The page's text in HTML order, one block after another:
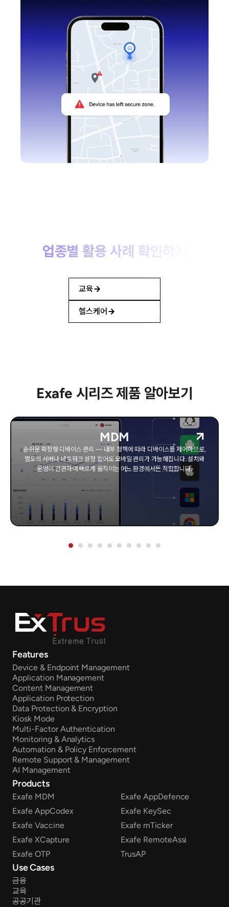
업종별 활용 사례 확인하기
교육
헬스케어
Exafe 시리즈 제품 알아보기
MDM
손쉬운 확장형 디바이스 관리 — 내부 정책에 따라 디바이스를 제어하므로,
별도의 서버나 네트워크 설정 없어도 모바일 관리가 가능해집니다. 설치와
운영이 간편하여 빠르게 움직이는 어느 환경에서든 적합합니다.
Features
Device & Endpoint Management
Application Management
Content Management
Application Protection
Data Protection & Encryption
Kiosk Mode
Multi-Factor Authentication
Monitoring & Analytics
Automation & Policy Enforcement
Remote Support & Management
AI Management
Products
Exafe MDM
Exafe AppDefence
Exafe AppCodex
Exafe KeySec
Exafe Vaccine
Exafe mTicker
Exafe XCapture
Exafe RemoteAssi
Exafe OTP
TrusAP
Use Cases
금융
교육
공공기관